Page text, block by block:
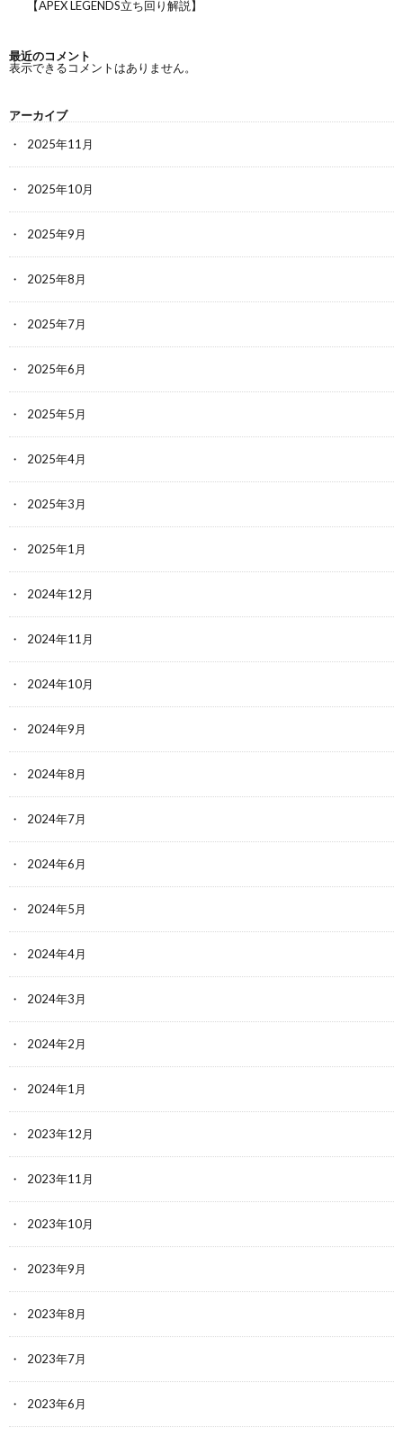
【APEX LEGENDS立ち回り解説】
最近のコメント
表示できるコメントはありません。
アーカイブ
2025年11月
2025年10月
2025年9月
2025年8月
2025年7月
2025年6月
2025年5月
2025年4月
2025年3月
2025年1月
2024年12月
2024年11月
2024年10月
2024年9月
2024年8月
2024年7月
2024年6月
2024年5月
2024年4月
2024年3月
2024年2月
2024年1月
2023年12月
2023年11月
2023年10月
2023年9月
2023年8月
2023年7月
2023年6月